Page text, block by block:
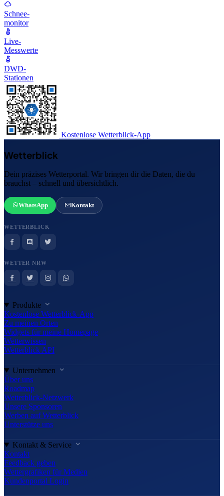
Schnee-
monitor
Live-
Messwerte
DWD-
Stationen
Kostenlose Wetterblick-App
Wetterblick
Dein präzises Wetterportal. Wir bringen dir die Daten, die du
brauchst – schnell und übersichtlich.
WhatsApp Kontakt
WETTERBLICK
WETTER NRW
Produkte
Kostenlose Wetterblick-App
Zu meinen Orten
Widgets für meine Homepage
Wetterwissen
Wetterblick API
Unternehmen
Über uns
Roadmap
Wetterblick-Netzwerk
Unsere Sponsoren
Werben auf Wetterblick
Unterstütze uns
Kontakt & Service
Kontakt
Feedback geben
Wettergrafiken für Medien
Kundenportal Login